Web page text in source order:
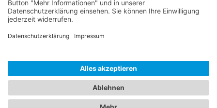
ONEAV.EU
NEWSLETTER